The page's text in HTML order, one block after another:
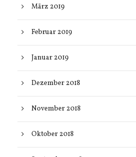
März 2019
Februar 2019
Januar 2019
Dezember 2018
November 2018
Oktober 2018